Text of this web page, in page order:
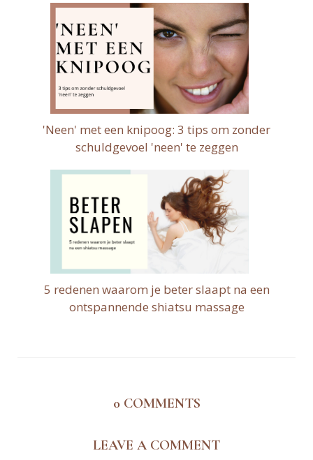
'Neen' met een knipoog: 3 tips om zonder
schuldgevoel 'neen' te zeggen
5 redenen waarom je beter slaapt na een
ontspannende shiatsu massage
0 COMMENTS
LEAVE A COMMENT